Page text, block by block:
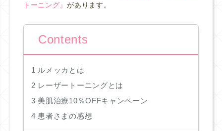
トーニング』があります。
Contents
1 ルメッカとは
2 レーザートーニングとは
3 美肌治療10％OFFキャンペーン
4 患者さまの感想